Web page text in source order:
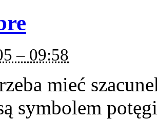
– 09:58
mieć
symbolem